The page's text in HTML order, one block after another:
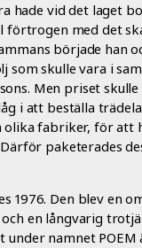
hade vid det laget
förtrogen med det
började han
som skulle vara i
Men priset
i att beställa
fabriker, för att
paketerades
1976. Den blev en
en långvarig
under namnet